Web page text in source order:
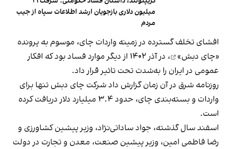
میلیون دلاری بازجویان ارشد اطلاعات سپاه از جیب
مردم
افشای تخلف گسترده در زمینه واردات چای، موسوم به پرونده
«چای دبش»
، در آذر ۱۴۰۲ از دیگر موارد فساد بود که افکار
عمومی در ایران را به‌شدت تحت تاثیر قرار داد.
روزنامه شرق در آن زمان گزارش داد شرکت چای دبش تنها برای
واردات و بسته‌بندی چای، حدود ۳.۴ میلیارد دلار دریافت کرده
است.
اسفند سال گذشته، جواد ساداتی‌نژاد، وزیر پیشین کشاورزی و
رضا فاطمی امين، وزیر پیشین صنعت، معدن و تجارت در دولت